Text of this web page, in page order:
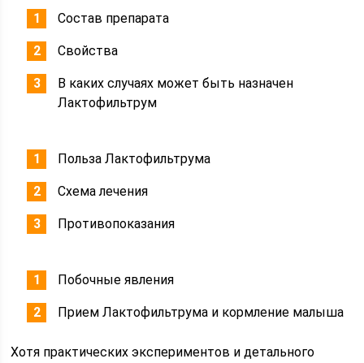
Состав препарата
Свойства
В каких случаях может быть назначен
Лактофильтрум
Польза Лактофильтрума
Схема лечения
Противопоказания
Побочные явления
Прием Лактофильтрума и кормление малыша
Хотя практических экспериментов и детального